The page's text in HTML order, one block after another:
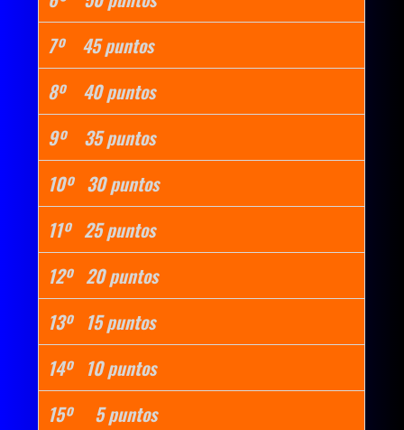
7º 45 puntos
8º 40 puntos
9º 35 puntos
10º 30 puntos
11º 25 puntos
12º 20 puntos
13º 15 puntos
14º 10 puntos
15º 5 puntos